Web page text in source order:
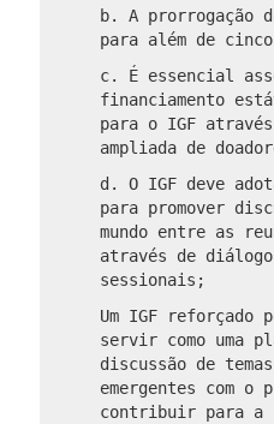
b. A prorrogação
para além de
c. É essencial
financiamento
para o IGF através
ampliada de
d. O IGF deve
para promover
mundo entre as
através de
sessionais;
Um IGF reforçado
servir como uma
discussão de
emergentes com o
contribuir para a